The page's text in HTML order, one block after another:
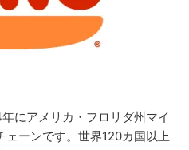
にアメリカ・フロリダ州マイ
ェーンです。世界120カ国以上